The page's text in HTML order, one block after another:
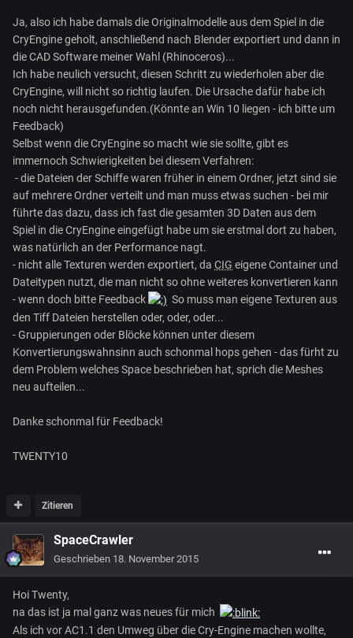
Ja, also ich habe damals die Originalmodelle aus dem Spiel in die
CryEngine geholt, anschließend nach Blender exportiert und dann in
die CAD Software meiner Wahl (Rhinoceros)...
Ich habe neulich versucht, diesen Schritt zu wiederholen aber die
CryEngine, will nicht so richtig laufen. Die Ursache dafür habe ich
noch nicht herausgefunden.(Könnte an Win 10 liegen - ich bitte um
Feedback)
Selbst wenn die CryEngine so macht wie sie sollte, gibt es
immernoch Schwierigkeiten bei diesem Verfahren:
- die Dateien der Schiffe waren früher in einem Ordner, jetzt sind sie
auf mehrere Ordner verteilt und man muss etwas suchen - bei mir
führte das dazu, dass ich fast die gesamten 3D Daten aus dem
Spiel in die CryEngine eingefügt habe um sie erstmal dort zu haben,
was natürlich an der Performance nagt.
- nicht alle Texturen werden exportiert, da CIG eigene Container und
Dateitypen nutzt, die man nicht so ohne weiteres konvertieren kann
- wenn doch bitte Feedback
So muss man eigene Texturen aus
den Tiff Dateien herstellen oder, oder, oder...
- Gruppierungen oder Blöcke können unter diesem
Konvertierungswahnsinn auch schonmal hops gehen - das fürht zu
dem Problem welches Space beschrieben hat, sprich die Meshes
neu aufteilen...
Danke schonmal für Feedback!
TWENTY10
Zitieren
SpaceCrawler
Geschrieben 18. November 2015
Hoi Twenty,
na das ist ja mal ganz was neues für mich
Als ich vor AC1.1 den Umweg über die Cry-Engine machen wollte,